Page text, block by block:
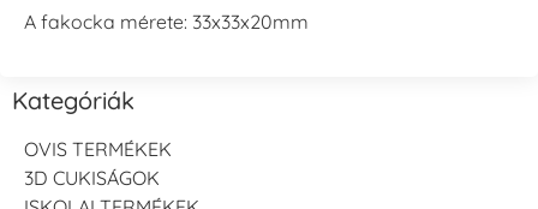
A fakocka mérete: 33x33x20mm
Kategóriák
OVIS TERMÉKEK
3D CUKISÁGOK